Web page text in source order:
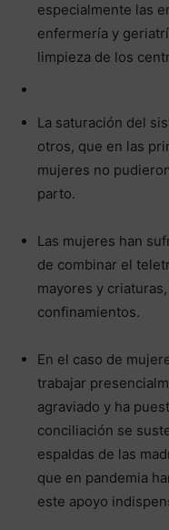
especialmente las
enfermería y
limpieza de los
La saturación del
otros, que en las
mujeres no
parto.
Las mujeres han
de combinar el
mayores y
confinamientos.
En el caso de
trabajar
agraviado y ha
conciliación se
espaldas de las
que en pandemia
este apoyo